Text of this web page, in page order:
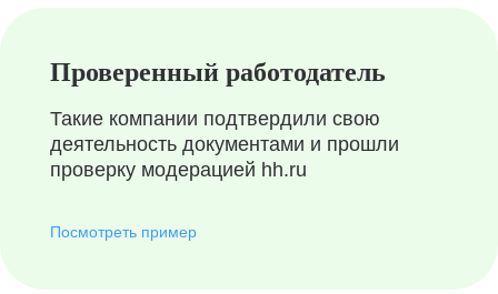
Проверенный работодатель
Такие компании подтвердили свою
деятельность документами и прошли
проверку модерацией hh.ru
Посмотреть пример